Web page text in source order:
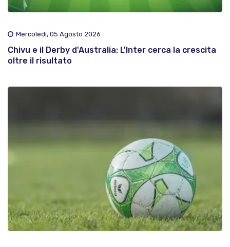
Mercoledì, 05 Agosto 2026
Chivu e il Derby d'Australia: L'Inter cerca la crescita
oltre il risultato